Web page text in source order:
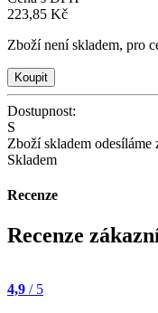
223,85 Kč
Zboží není skladem, pro
Dostupnost:
S
Zboží skladem odesíláme
Skladem
Recenze
Recenze
4,9 / 5